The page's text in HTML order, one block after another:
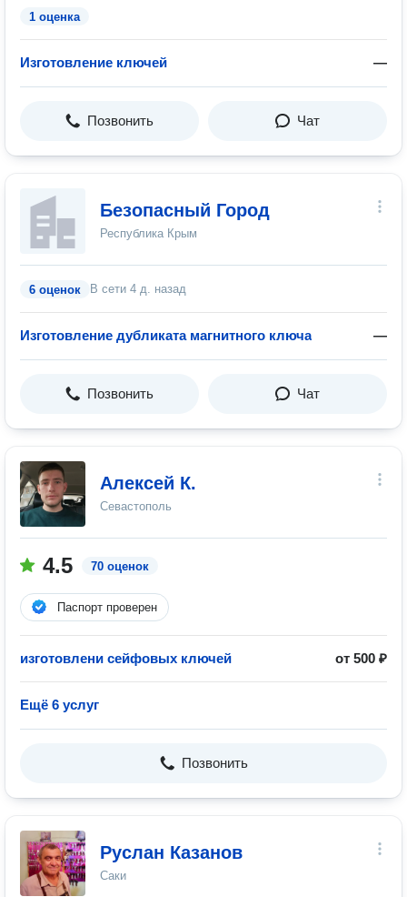
1 оценка
Изготовление ключей —
Позвонить Чат
Безопасный Город
Республика Крым
6 оценок В сети 4 д. назад
Изготовление дубликата магнитного ключа —
Позвонить Чат
Алексей К.
Севастополь
4.5 70 оценок
Паспорт проверен
изготовлени сейфовых ключей от 500 ₽
Ещё 6 услуг
Позвонить
Руслан Казанов
Саки